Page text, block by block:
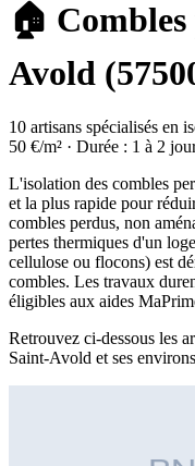
🏠
Avold
10 artisans spécialisés en
50 €/m² · Durée : 1 à 2
L'isolation des combles
et la plus rapide pour
combles perdus, non
pertes thermiques d'un
cellulose ou flocons) est
combles. Les travaux
éligibles aux aides
Retrouvez ci-dessous les
Saint-Avold et ses